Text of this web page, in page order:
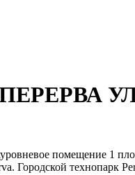
помещение 1
Городской технопарк